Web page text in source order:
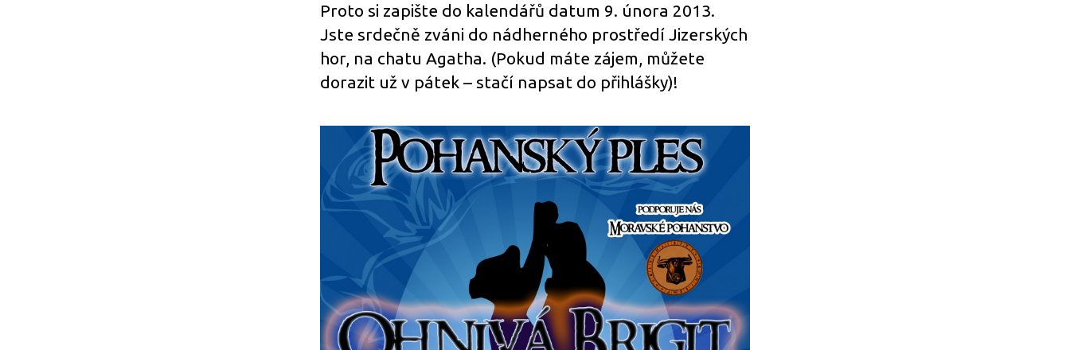
Proto si zapište do kalendářů datum 9. února 2013.
Jste srdečně zváni do nádherného prostředí Jizerských
hor, na chatu Agatha. (Pokud máte zájem, můžete
dorazit už v pátek – stačí napsat do přihlášky)!